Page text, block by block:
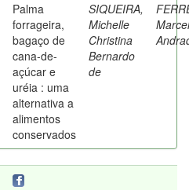
Palma
forrageira,
bagaço de
cana-de-
açúcar e
uréia : uma
alternativa a
alimentos
conservados
SIQUEIRA,
Michelle
Christina
Bernardo
de